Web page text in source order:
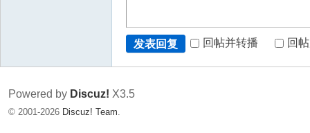
发表回复 回帖并转播 回
Powered by Discuz! X3.5
© 2001-2026 Discuz! Team.